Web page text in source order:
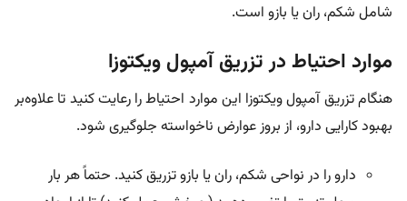
شامل شکم، ران یا بازو است.
موارد احتیاط در تزریق آمپول ویکتوزا
هنگام تزریق آمپول ویکتوزا این موارد احتیاط را رعایت کنید تا علاوه‌بر
بهبود کارایی دارو، از بروز عوارض ناخواسته جلوگیری شود.
دارو را در نواحی شکم، ران یا بازو تزریق کنید. حتماً هر بار